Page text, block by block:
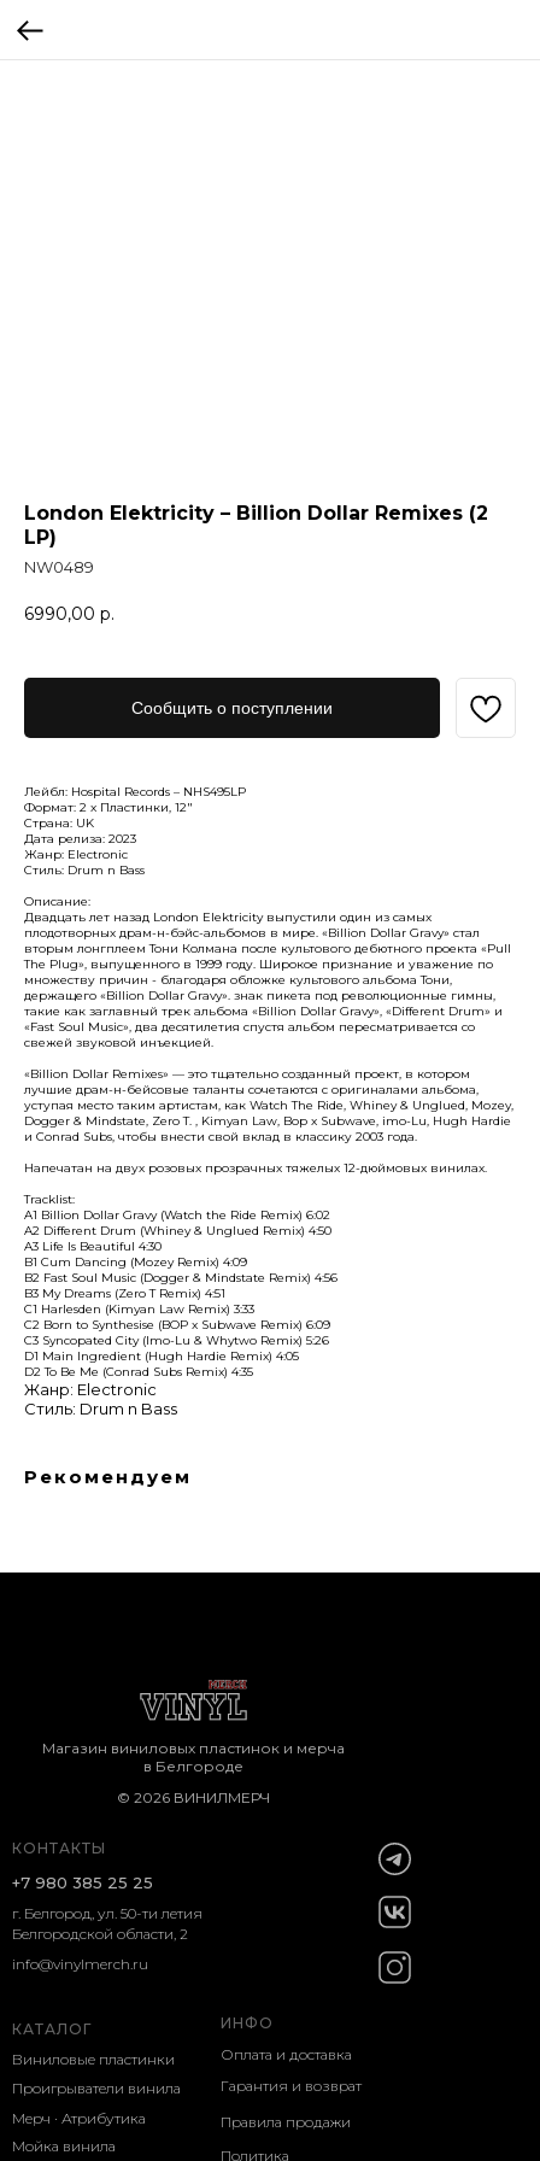
London Elektricity – Billion Dollar Remixes (2
LP)
NW0489
6990,00 р.
Сообщить о поступлении
Лейбл: Hospital Records – NHS495LP
Формат: 2 x Пластинки, 12"
Страна: UK
Дата релиза: 2023
Жанр: Electronic
Стиль: Drum n Bass
Описание:
Двадцать лет назад London Elektricity выпустили один из самых
плодотворных драм-н-бэйс-альбомов в мире. «Billion Dollar Gravy» стал
вторым лонгплеем Тони Колмана после культового дебютного проекта «Pull
The Plug», выпущенного в 1999 году. Широкое признание и уважение по
множеству причин - благодаря обложке культового альбома Тони,
держащего «Billion Dollar Gravy». знак пикета под революционные гимны,
такие как заглавный трек альбома «Billion Dollar Gravy», «Different Drum» и
«Fast Soul Music», два десятилетия спустя альбом пересматривается со
свежей звуковой инъекцией.
«Billion Dollar Remixes» — это тщательно созданный проект, в котором
лучшие драм-н-бейсовые таланты сочетаются с оригиналами альбома,
уступая место таким артистам, как Watch The Ride, Whiney & Unglued, Mozey,
Dogger & Mindstate, Zero T. , Kimyan Law, Bop x Subwave, imo-Lu, Hugh Hardie
и Conrad Subs, чтобы внести свой вклад в классику 2003 года.
Напечатан на двух розовых прозрачных тяжелых 12-дюймовых винилах.
Tracklist:
A1 Billion Dollar Gravy (Watch the Ride Remix) 6:02
A2 Different Drum (Whiney & Unglued Remix) 4:50
A3 Life Is Beautiful 4:30
B1 Cum Dancing (Mozey Remix) 4:09
B2 Fast Soul Music (Dogger & Mindstate Remix) 4:56
B3 My Dreams (Zero T Remix) 4:51
C1 Harlesden (Kimyan Law Remix) 3:33
C2 Born to Synthesise (BOP x Subwave Remix) 6:09
C3 Syncopated City (Imo-Lu & Whytwo Remix) 5:26
D1 Main Ingredient (Hugh Hardie Remix) 4:05
D2 To Be Me (Conrad Subs Remix) 4:35
Жанр: Electronic
Стиль: Drum n Bass
Рекомендуем
КОНТАКТЫ
г. Белгород, ул. 50-ти летия
Белгородской области, 2
КАТАЛОГ
Виниловые пластинки
ИНФО
Оплата и доставка
+7 980 385 25 25
Магазин виниловых пластинок и мерча
в Белгороде
Проигрыватели винила
Мерч · Атрибутика
Мойка винила
Гарантия и возврат
Политика
Правила продажи
© 2026 ВИНИЛМЕРЧ
info@vinylmerch.ru